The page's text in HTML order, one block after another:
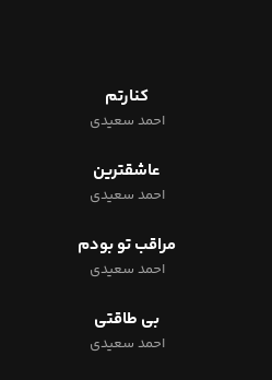
کنارتم
احمد سعیدی
عاشقترین
احمد سعیدی
مراقب تو بودم
احمد سعیدی
بی طاقتی
احمد سعیدی